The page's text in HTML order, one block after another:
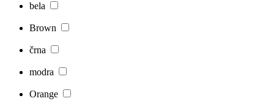
bela
Brown
črna
modra
Orange